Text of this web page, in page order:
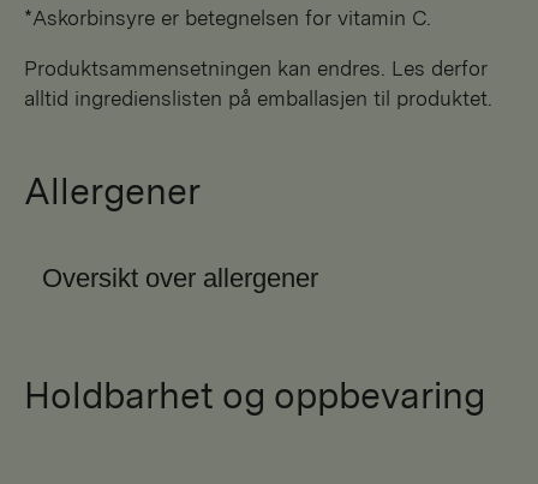
*Askorbinsyre er betegnelsen for vitamin C.
Produktsammensetningen kan endres. Les derfor
alltid ingredienslisten på emballasjen til produktet.
Allergener
Oversikt over allergener
Holdbarhet og oppbevaring